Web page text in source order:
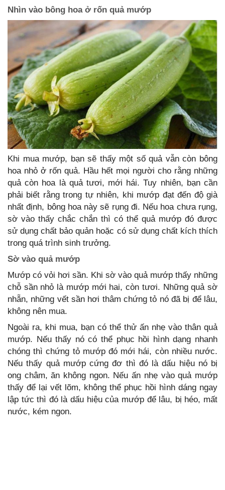
Nhìn vào bông hoa ở rốn quả mướp
Khi mua mướp, bạn sẽ thấy một số quả vẫn còn bông
hoa nhỏ ở rốn quả. Hầu hết mọi người cho rằng những
quả còn hoa là quả tươi, mới hái. Tuy nhiên, bạn cần
phải biết rằng trong tự nhiên, khi mướp đạt đến độ già
nhất định, bông hoa này sẽ rụng đi. Nếu hoa chưa rụng,
sờ vào thấy chắc chắn thì có thể quả mướp đó được
sử dụng chất bảo quản hoặc có sử dụng chất kích thích
trong quá trình sinh trưởng.
Sờ vào quả mướp
Mướp có vỏi hơi sần. Khi sờ vào quả mướp thấy những
chỗ sần nhỏ là mướp mới hai, còn tươi. Những quả sờ
nhẵn, những vết sần hơi thâm chứng tỏ nó đã bị để lâu,
không nên mua.
Ngoài ra, khi mua, bạn có thể thử ấn nhẹ vào thân quả
mướp. Nếu thấy nó có thể phục hồi hình dạng nhanh
chóng thì chứng tỏ mướp đó mới hái, còn nhiều nước.
Nếu thấy quả mướp cứng đơ thì đó là dấu hiệu nó bị
ong châm, ăn không ngon. Nếu ấn nhẹ vào quả mướp
thấy để lại vết lõm, không thể phục hồi hình dáng ngay
lập tức thì đó là dấu hiệu của mướp để lâu, bị héo, mất
nước, kém ngon.